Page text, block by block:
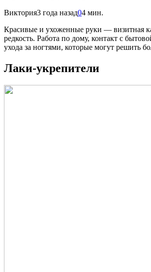
Виктория3 года назад04 мин.
Красивые и ухоженные руки — визитная
редкость. Работа по дому, контакт с
ухода за ногтями, которые могут решить
Лаки-укрепители